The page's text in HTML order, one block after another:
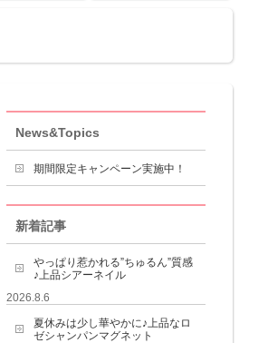
News&Topics
期間限定キャンペーン実施中！
新着記事
やっぱり惹かれる”ちゅるん”質感
♪上品シアーネイル
2026.8.6
夏休みは少し華やかに♪上品なロ
ゼシャンパンマグネット